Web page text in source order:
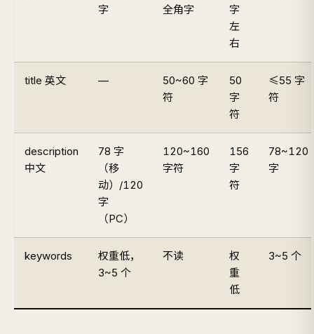
字
全角字
字
左
右
title 英文 —
50~60 字
符
50
字
符
≤55 字
符
description
中文
78 字
（移
动）/120
字
（PC）
120~160
字符
156
字
符
78~120
字
keywords
权重低，
3~5 个
不读
权
重
低
3~5 个